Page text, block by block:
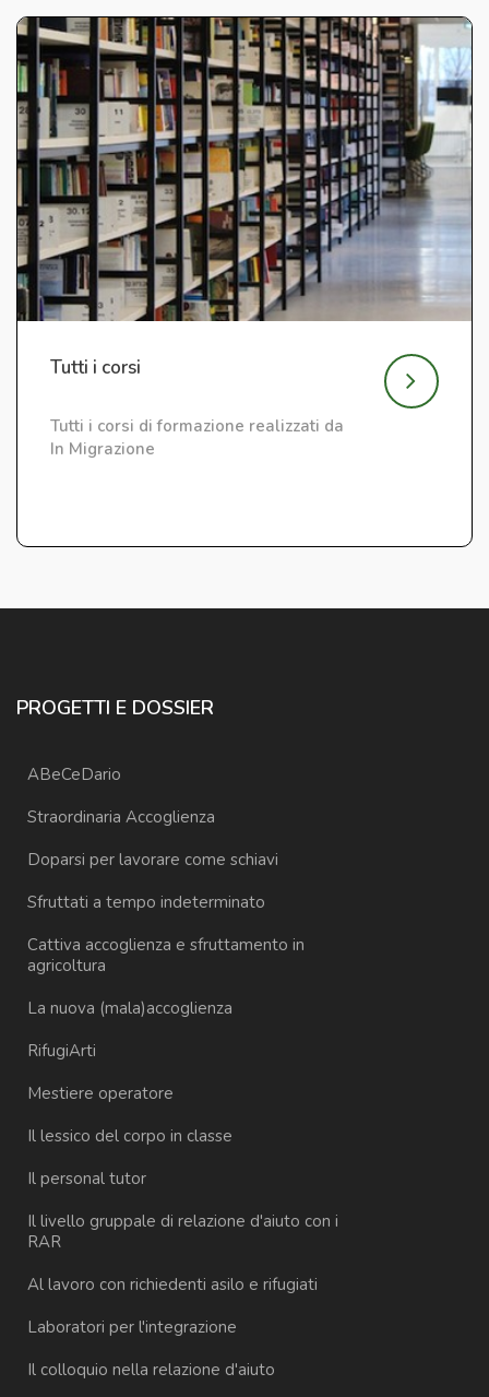
Tutti i corsi
Tutti i corsi di formazione realizzati da
In Migrazione
PROGETTI E DOSSIER
ABeCeDario
Straordinaria Accoglienza
Doparsi per lavorare come schiavi
Sfruttati a tempo indeterminato
Cattiva accoglienza e sfruttamento in
agricoltura
La nuova (mala)accoglienza
RifugiArti
Mestiere operatore
Il lessico del corpo in classe
Il personal tutor
Il livello gruppale di relazione d'aiuto con i
RAR
Al lavoro con richiedenti asilo e rifugiati
Laboratori per l'integrazione
Il colloquio nella relazione d'aiuto